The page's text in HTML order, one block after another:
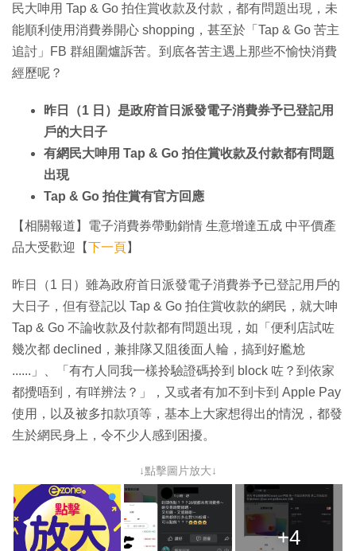
民大呻用 Tap & Go 拍住賞收款及付款，都有問題出現，未
能順利使用消費券開心 shopping，甚至於「Tap & Go 苦主
追討」FB 群組圍爐訴苦。到底各苦主遇上那些不愉快消費
經歷呢？
昨日（1 日）是政府首日派發電子消費券予已登記用
戶的大日子
有網民大呻用 Tap & Go 拍住賞收款及付款都有問題
出現
Tap & Go 拍住賞有官方回應
【相關報道】電子消費券帶動銷情 生意增達五成 中平價產
品大受歡迎【下一頁】
昨日（1 日）雖為政府首日派發電子消費券予已登記用戶的
大日子，但有登記以 Tap & Go 拍住賞收款的網民，就大呻
Tap & Go 不論收款及付款都有問題出現，如「便利店試咗
幾次都 declined，兼排隊又阻後面人輪，搞到好尷尬
......」、「有冇人同我一樣拎驗證碼拎到 block 咗？到依家
都攪唔到，有咩辨法？」，又或者有加不到卡到 Apple Pay
使用，以及被多扣款項等，基本上大家想得出的情況，都發
生於網民身上，令不少人感到困擾。
↓點擊圖片放大↓
+4